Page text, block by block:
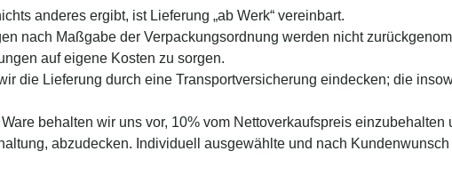
anderes ergibt, ist Lieferung „ab Werk“ vereinbart.
nach Maßgabe der Verpackungsordnung werden nicht
auf eigene Kosten zu sorgen.
die Lieferung durch eine Transportversicherung eindecken; die
behalten wir uns vor, 10% vom Nettoverkaufspreis
abzudecken. Individuell ausgewählte und nach